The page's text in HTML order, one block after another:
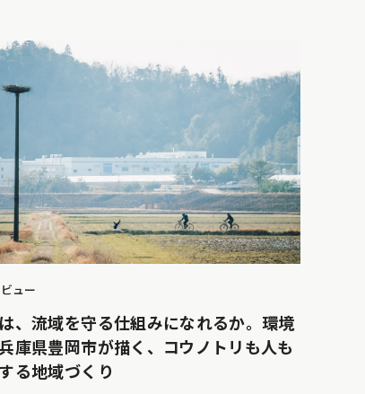
ュー
、流域を守る仕組みになれるか。環境
庫県豊岡市が描く、コウノトリも人も
る地域づくり